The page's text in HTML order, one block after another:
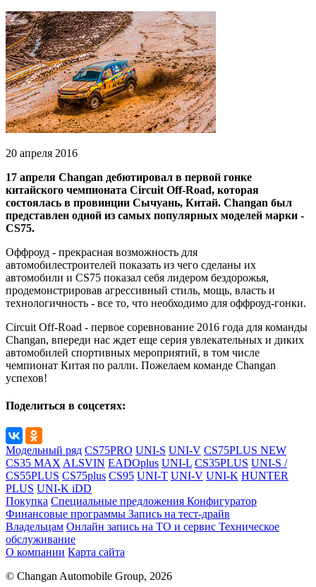
20 апреля 2016
17 апреля Changan дебютировал в первой гонке
китайского чемпионата Circuit Off-Road, которая
состоялась в провинции Сычуань, Китай. Changan был
представлен одной из самых популярных моделей марки -
CS75.
Оффроуд - прекрасная возможность для
автомобилестроителей показать из чего сделаны их
автомобили и CS75 показал себя лидером бездорожья,
продемонстрировав агрессивный стиль, мощь, власть и
технологичность - все то, что необходимо для оффроуд-гонки.
Circuit Off-Road - первое соревнование 2016 года для команды
Changan, впереди нас ждет еще серия увлекательных и диких
автомобилей спортивных мероприятий, в том числе
чемпионат Китая по ралли. Пожелаем команде Changan
успехов!
Поделиться в соцсетях:
Модельный ряд CS75PRO UNI-S UNI-V CS75PLUS NEW
CS35 MAX ALSVIN EADOplus UNI-L CS35PLUS UNI-S /
CS55PLUS CS75plus CS95 UNI-T UNI-V UNI-K HUNTER
PLUS UNI-K iDD
Покупка Специальные предложения Конфигуратор
Финансовые программы Запись на тест-драйв
Владельцам Онлайн запись на ТО и сервис Техническое
обслуживание
О компании Карта сайта
© Changan Automobile Group, 2026